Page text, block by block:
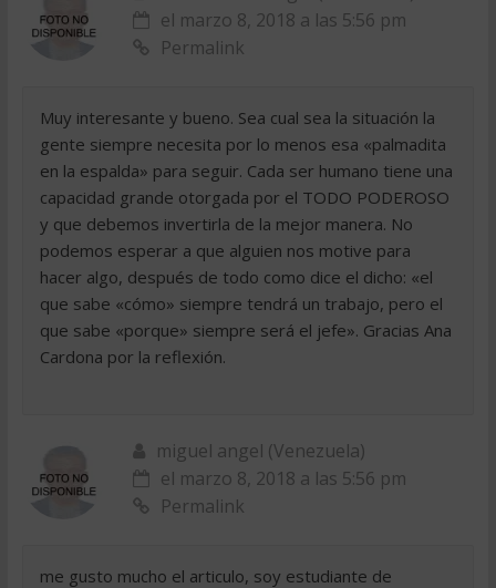
el marzo 8, 2018 a las 5:56 pm
Permalink
Muy interesante y bueno. Sea cual sea la situación la
gente siempre necesita por lo menos esa «palmadita
en la espalda» para seguir. Cada ser humano tiene una
capacidad grande otorgada por el TODO PODEROSO
y que debemos invertirla de la mejor manera. No
podemos esperar a que alguien nos motive para
hacer algo, después de todo como dice el dicho: «el
que sabe «cómo» siempre tendrá un trabajo, pero el
que sabe «porque» siempre será el jefe». Gracias Ana
Cardona por la reflexión.
miguel angel (Venezuela)
el marzo 8, 2018 a las 5:56 pm
Permalink
me gusto mucho el articulo, soy estudiante de